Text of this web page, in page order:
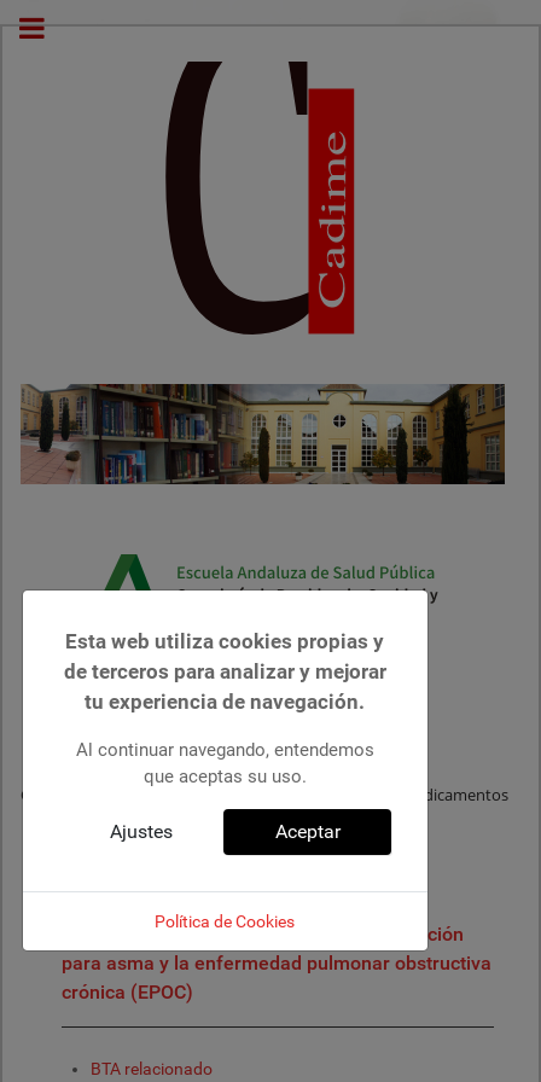
Centro Andaluz de Documentación e Información de Medicamentos
Buscar
Actualización de los dispositivos de inhalación
para asma y la enfermedad pulmonar obstructiva
crónica (EPOC)
BTA relacionado
Esta web utiliza cookies propias y
de terceros para analizar y mejorar
tu experiencia de navegación.
Al continuar navegando, entendemos
que aceptas su uso.
Ajustes Aceptar
Política de Cookies